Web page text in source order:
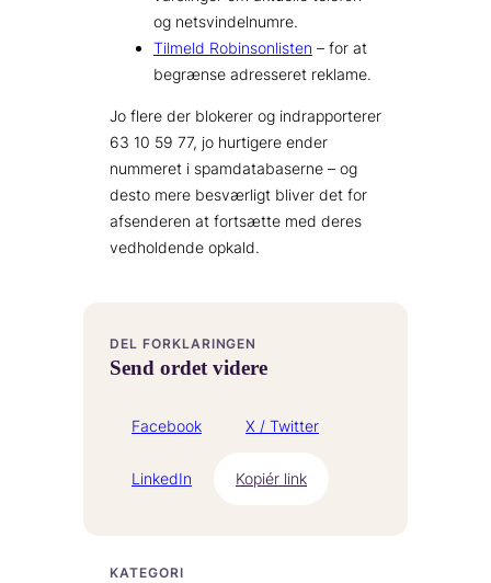
og netsvindelnumre.
Tilmeld Robinsonlisten – for at
begrænse adresseret reklame.
Jo flere der blokerer og indrapporterer
63 10 59 77, jo hurtigere ender
nummeret i spamdatabaserne – og
desto mere besværligt bliver det for
afsenderen at fortsætte med deres
vedholdende opkald.
DEL FORKLARINGEN
Send ordet videre
Facebook X / Twitter
LinkedIn Kopiér link
KATEGORI